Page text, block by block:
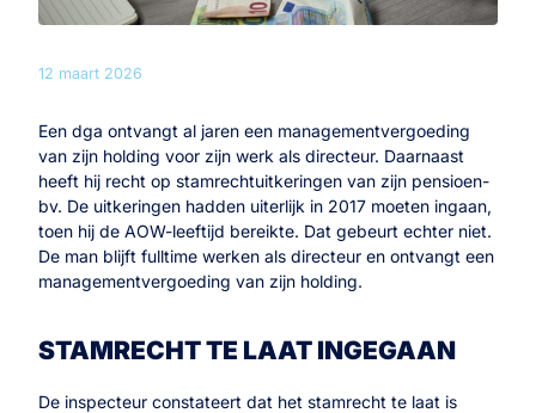
12 maart 2026
Een dga ontvangt al jaren een managementvergoeding
van zijn holding voor zijn werk als directeur. Daarnaast
heeft hij recht op stamrechtuitkeringen van zijn pensioen-
bv. De uitkeringen hadden uiterlijk in 2017 moeten ingaan,
toen hij de AOW-leeftijd bereikte. Dat gebeurt echter niet.
De man blijft fulltime werken als directeur en ontvangt een
managementvergoeding van zijn holding.
STAMRECHT TE LAAT INGEGAAN
De inspecteur constateert dat het stamrecht te laat is